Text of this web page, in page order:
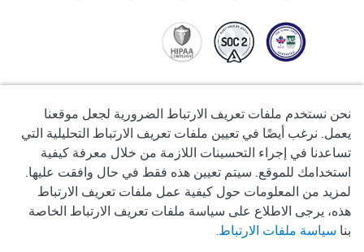
سياسة الخصوصية
شروط الاستخدام
سياسة ملفات تعريف الارتباط
نحن نستخدم ملفات تعريف الارتباط الضرورية لجعل موقعنا
يعمل. نرغب أيضًا في تعيين ملفات تعريف الارتباط التحليلية التي
تساعدنا في إجراء التحسينات اللازمة من خلال معرفة كيفية
استخدامك للموقع. سيتم تعيين هذه فقط في حال وافقت عليها.
لمزيد من المعلومات حول كيفية عمل ملفات تعريف الارتباط
هذه، يرجى الاطلاع على سياسة ملفات تعريف الارتباط الخاصة
بنا سياسة ملفات الارتباط.